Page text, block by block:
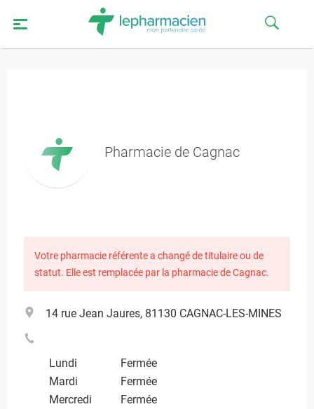
Pharmacie de Cagnac
Votre pharmacie référente a changé de titulaire ou de
statut. Elle est remplacée par la pharmacie de Cagnac.
14 rue Jean Jaures, 81130 CAGNAC-LES-MINES
Lundi
Fermée
Mardi
Fermée
Mercredi
Fermée